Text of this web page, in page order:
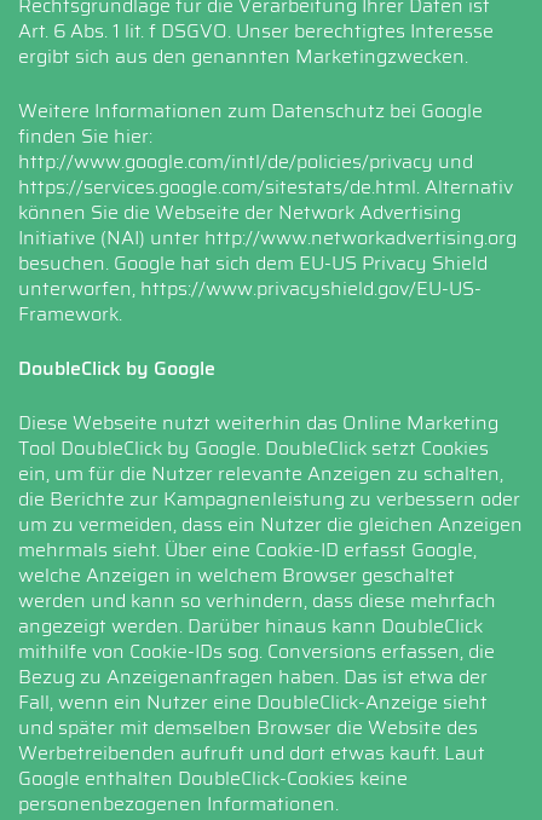
Art. 6 Abs. 1 lit. f DSGVO. Unser berechtigtes Interesse
ergibt sich aus den genannten Marketingzwecken.
Weitere Informationen zum Datenschutz bei Google
finden Sie hier:
http://www.google.com/intl/de/policies/privacy und
https://services.google.com/sitestats/de.html. Alternativ
können Sie die Webseite der Network Advertising
Initiative (NAI) unter http://www.networkadvertising.org
besuchen. Google hat sich dem EU-US Privacy Shield
unterworfen, https://www.privacyshield.gov/EU-US-
Framework.
DoubleClick by Google
Diese Webseite nutzt weiterhin das Online Marketing
Tool DoubleClick by Google. DoubleClick setzt Cookies
ein, um für die Nutzer relevante Anzeigen zu schalten,
die Berichte zur Kampagnenleistung zu verbessern oder
um zu vermeiden, dass ein Nutzer die gleichen Anzeigen
mehrmals sieht. Über eine Cookie-ID erfasst Google,
welche Anzeigen in welchem Browser geschaltet
werden und kann so verhindern, dass diese mehrfach
angezeigt werden. Darüber hinaus kann DoubleClick
mithilfe von Cookie-IDs sog. Conversions erfassen, die
Bezug zu Anzeigenanfragen haben. Das ist etwa der
Fall, wenn ein Nutzer eine DoubleClick-Anzeige sieht
und später mit demselben Browser die Website des
Werbetreibenden aufruft und dort etwas kauft. Laut
Google enthalten DoubleClick-Cookies keine
personenbezogenen Informationen.